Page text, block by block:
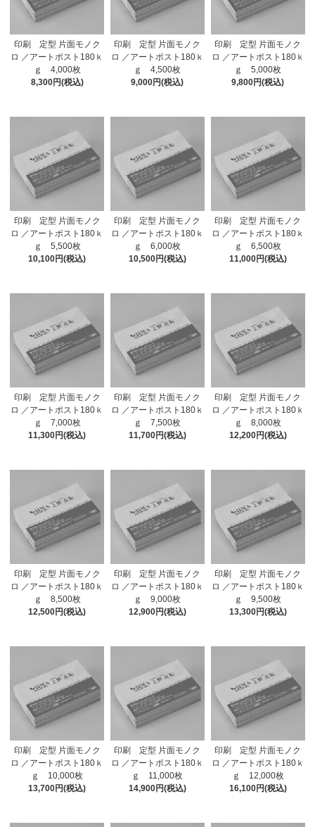
印刷 定型 片面モノク
ロ ／アートポスト180ｋ
ｇ 4,000枚
8,300円(税込)
印刷 定型 片面モノク
ロ ／アートポスト180ｋ
ｇ 4,500枚
9,000円(税込)
印刷 定型 片面モノク
ロ ／アートポスト180ｋ
ｇ 5,000枚
9,800円(税込)
印刷 定型 片面モノク
ロ ／アートポスト180ｋ
ｇ 5,500枚
10,100円(税込)
印刷 定型 片面モノク
ロ ／アートポスト180ｋ
ｇ 6,000枚
10,500円(税込)
印刷 定型 片面モノク
ロ ／アートポスト180ｋ
ｇ 6,500枚
11,000円(税込)
印刷 定型 片面モノク
ロ ／アートポスト180ｋ
ｇ 7,000枚
11,300円(税込)
印刷 定型 片面モノク
ロ ／アートポスト180ｋ
ｇ 7,500枚
11,700円(税込)
印刷 定型 片面モノク
ロ ／アートポスト180ｋ
ｇ 8,000枚
12,200円(税込)
印刷 定型 片面モノク
ロ ／アートポスト180ｋ
ｇ 8,500枚
12,500円(税込)
印刷 定型 片面モノク
ロ ／アートポスト180ｋ
ｇ 9,000枚
12,900円(税込)
印刷 定型 片面モノク
ロ ／アートポスト180ｋ
ｇ 9,500枚
13,300円(税込)
印刷 定型 片面モノク
ロ ／アートポスト180ｋ
ｇ 10,000枚
13,700円(税込)
印刷 定型 片面モノク
ロ ／アートポスト180ｋ
ｇ 11,000枚
14,900円(税込)
印刷 定型 片面モノク
ロ ／アートポスト180ｋ
ｇ 12,000枚
16,100円(税込)